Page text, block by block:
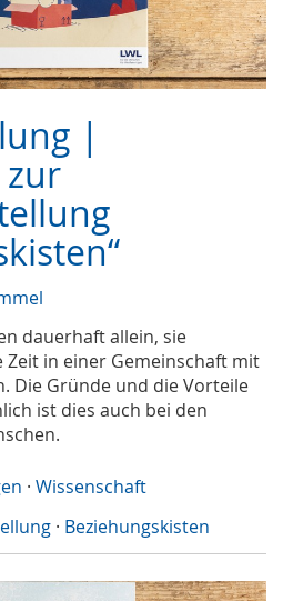
|
dauerhaft allein, sie
Zeit in einer Gemeinschaft mit
Die Gründe und die Vorteile
ist dies auch bei den
· Wissenschaft
· Beziehungskisten